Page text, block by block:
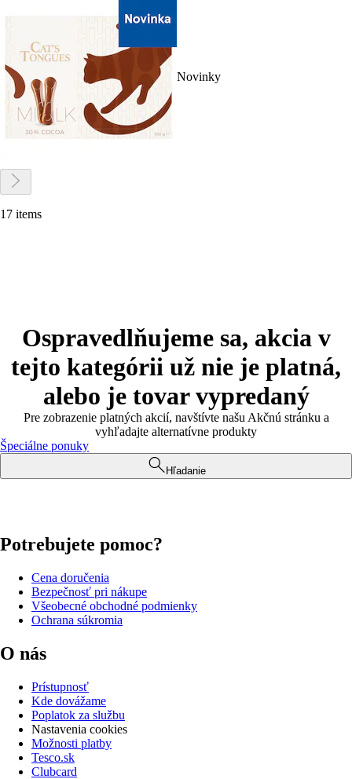
Novinky
17 items
Ospravedlňujeme sa, akcia v
tejto kategórii už nie je platná,
alebo je tovar vypredaný
Pre zobrazenie platných akcií, navštívte našu Akčnú stránku a
vyhľadajte alternatívne produkty
Špeciálne ponuky
Hľadanie
Potrebujete pomoc?
Cena doručenia
Bezpečnosť pri nákupe
Všeobecné obchodné podmienky
Ochrana súkromia
O nás
Prístupnosť
Kde dovážame
Poplatok za službu
Nastavenia cookies
Možnosti platby
Tesco.sk
Clubcard